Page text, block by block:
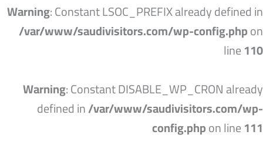
Warning: Constant LSOC_PREFIX already defined in
/var/www/saudivisitors.com/wp-config.phpon
line110
Warning: Constant DISABLE_WP_CRON already
defined in/var/www/saudivisitors.com/wp-
config.phpon line111